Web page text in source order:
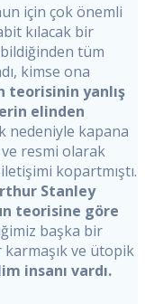
için çok önemli
kılacak bir
bildiğinden tüm
kimse ona
teorisinin yanlış
elinden
nedeniyle kapana
resmi olarak
kopartmıştı.
Stanley
teorisine göre
başka bir
karmaşık ve ütopik
insanı vardı.